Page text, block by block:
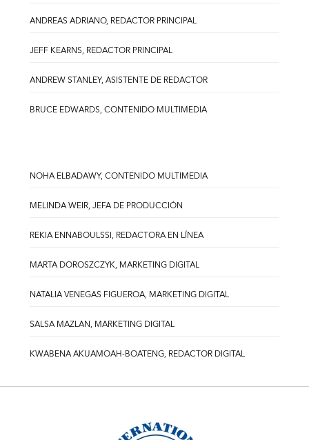
ANDREAS ADRIANO, REDACTOR PRINCIPAL
JEFF KEARNS, REDACTOR PRINCIPAL
ANDREW STANLEY, ASISTENTE DE REDACTOR
BRUCE EDWARDS, CONTENIDO MULTIMEDIA
NOHA ELBADAWY, CONTENIDO MULTIMEDIA
MELINDA WEIR, JEFA DE PRODUCCIÓN
REKIA ENNABOULSSI, REDACTORA EN LÍNEA
MARTA DOROSZCZYK, MARKETING DIGITAL
NATALIA VENEGAS FIGUEROA, MARKETING DIGITAL
SALSA MAZLAN, MARKETING DIGITAL
KWABENA AKUAMOAH-BOATENG, REDACTOR DIGITAL